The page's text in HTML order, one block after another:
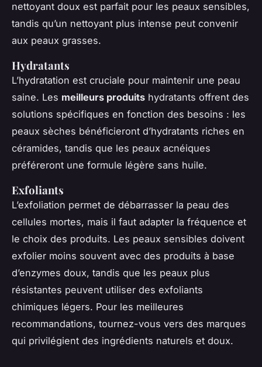
nettoyant doux est parfait pour les peaux sensibles,
tandis qu’un nettoyant plus intense peut convenir
aux peaux grasses.
Hydratants
L’hydratation est cruciale pour maintenir une peau
saine. Les meilleurs produits hydratants offrent des
solutions spécifiques en fonction des besoins : les
peaux sèches bénéficieront d’hydratants riches en
céramides, tandis que les peaux acnéiques
préféreront une formule légère sans huile.
Exfoliants
L’exfoliation permet de débarrasser la peau des
cellules mortes, mais il faut adapter la fréquence et
le choix des produits. Les peaux sensibles doivent
exfolier moins souvent avec des produits à base
d’enzymes doux, tandis que les peaux plus
résistantes peuvent utiliser des exfoliants
chimiques légers. Pour les meilleures
recommandations, tournez-vous vers des marques
qui privilégient des ingrédients naturels et doux.